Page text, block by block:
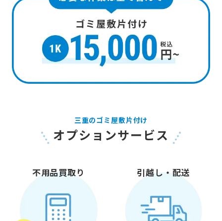
三重のゴミ屋敷片付け
オプションサービス
不用品買取り 引越し・配送